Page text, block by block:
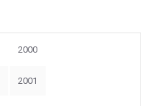
2000
2001